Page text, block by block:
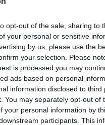
opt-out of the sale, sharing to
your personal or sensitive
by us, please use the
your selection. Please
is processed you may
ads based on personal
information disclosed to third
You may separately opt-out of
your personal information by
participants. This